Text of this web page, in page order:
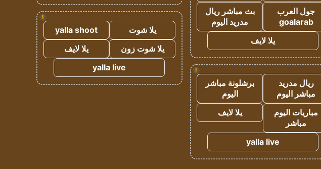
جول العرب
goalarab
بث مباشر ريال
مدريد اليوم
يلا لايف
!
ريال مدريد
مباشر اليوم
برشلونة مباشر
اليوم
مباريات اليوم
مباشر
يلا لايف
yalla live
!
يلا شوت
yalla shoot
يلا شوت زون
يلا لايف
yalla live